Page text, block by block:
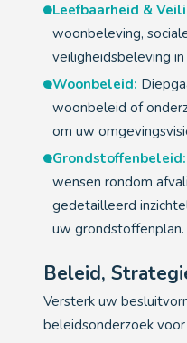
Leefbaarheid &
woonbeleving,
veiligheidsbeleving
Woonbeleid:
woonbeleid of
om uw
Grondstoffenbeleid:
wensen rondom
gedetailleerd
uw grondstoffenplan.
Beleid,
Versterk uw
beleidsonderzoek